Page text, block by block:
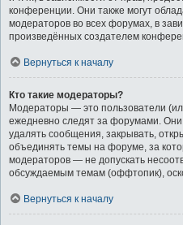
конференции. Они также могут
модераторов во всех форумах, в
произведённых создателем
Вернуться к началу
Кто такие модераторы?
Модераторы — это пользователи
ежедневно следят за форумами.
удалять сообщения, закрывать,
объединять темы на форуме, за
модераторов — не допускать
обсуждаемым темам (оффтопик),
Вернуться к началу